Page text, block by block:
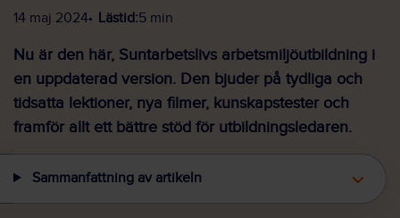
14 maj 2024 Lästid:5 min
Nu är den här, Suntarbetslivs arbetsmiljöutbildning i
en uppdaterad version. Den bjuder på tydliga och
tidsatta lektioner, nya filmer, kunskapstester och
framför allt ett bättre stöd för utbildningsledaren.
Sammanfattning av artikeln